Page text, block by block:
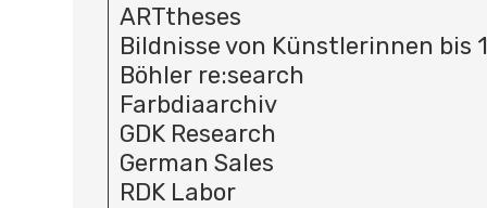
ARTtheses
Bildnisse von Künstlerinnen bis
Böhler re:search
Farbdiaarchiv
GDK Research
German Sales
RDK Labor